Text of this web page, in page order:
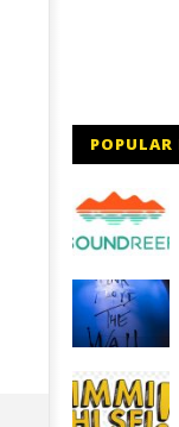
POPULAR